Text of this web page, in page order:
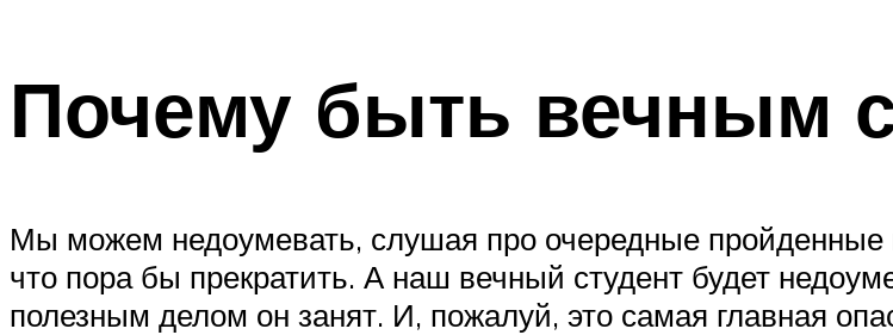
Почему быть вечным
Мы можем недоумевать, слушая про очередные пройденные
что пора бы прекратить. А наш вечный студент будет
полезным делом он занят. И, пожалуй, это самая главная